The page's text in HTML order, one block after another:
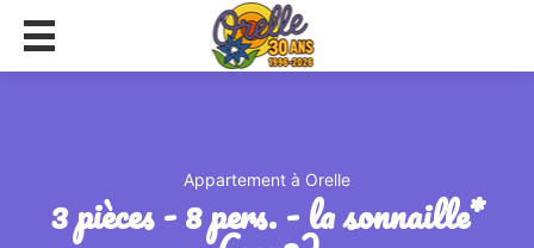
Appartement à Orelle
3 pièces - 8 pers. - la sonnaille*